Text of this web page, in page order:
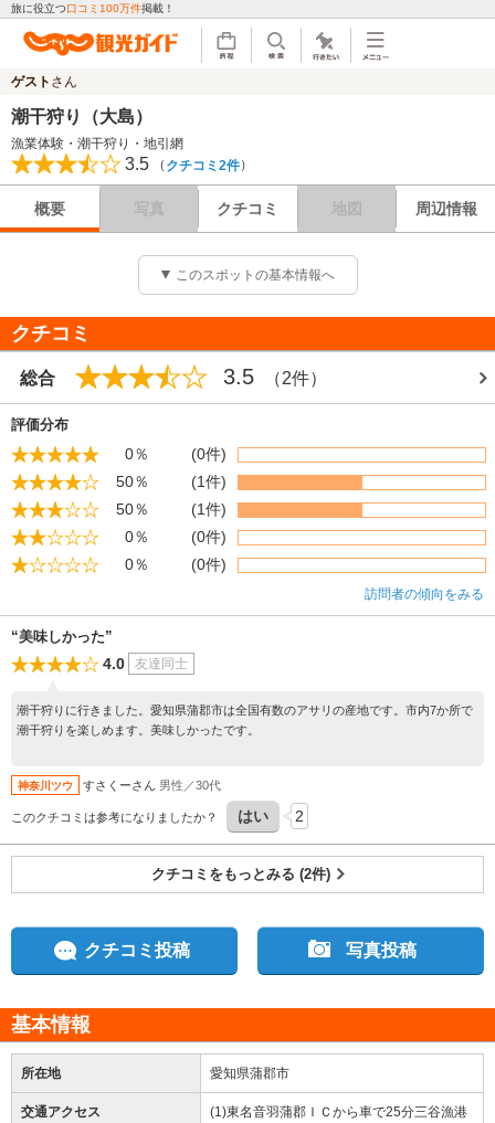
旅に役立つ口コミ100万件掲載！
ゲスト さん
潮干狩り（大島）
漁業体験・潮干狩り・地引網
3.5 （ クチコミ2件）
概要 写真 クチコミ 地図 周辺情報
このスポットの基本情報へ
クチコミ
総合 3.5 （2件）
評価分布
0％
(0件)
50％
(1件)
50％
(1件)
0％
(0件)
0％
(0件)
訪問者の傾向をみる
“美味しかった”
4.0 友達同士
潮干狩りに行きました。愛知県蒲郡市は全国有数のアサリの産地です。市内7か所で
潮干狩りを楽しめます。美味しかったです。
神奈川ツウ すさくーさん 男性／30代
このクチコミは参考になりましたか？ はい 2
クチコミをもっとみる (2件)
クチコミ投稿 写真投稿
基本情報
所在地 愛知県蒲郡市
交通アクセス
(1)東名音羽蒲郡ＩＣから車で25分三谷漁港